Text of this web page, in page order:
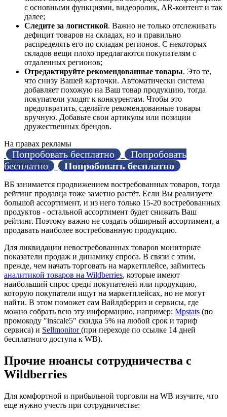
с основными функциями, видеоролик, AR-контент и так
далее;
Следите за логистикой. Важно не только отслеживать
дефицит товаров на складах, но и правильно
распределять его по складам регионов. С некоторых
складов вещи плохо предлагаются покупателям с
отдаленных регионов;
Отредактируйте рекомендованные товары. Это те,
что снизу Вашей карточки. Автоматически система
добавляет похожую на Ваш товар продукцию, тогда
покупатели уходят к конкурентам. Чтобы это
предотвратить, сделайте рекомендованные товары
вручную. Добавьте свои артикулы или позиции
дружественных брендов.
На правах рекламы
Попробовать бесплатно
Попробовать
бесплатно
Попробовать бесплатно
ВБ занимается продвижением востребованных товаров, тогда
рейтинг продавца тоже заметно растёт. Если Вы реализуете
большой ассортимент, и из него только 15-20 востребованных
продуктов - остальной ассортимент будет снижать Ваш
рейтинг. Поэтому важно не создать обширный ассортимент, а
продавать наиболее востребованную продукцию.
Для ликвидации невостребованных товаров мониторьте
показатели продаж и динамику спроса. В связи с этим,
прежде, чем начать торговать на маркетплейсе, займитесь
аналитикой товаров на Wildberries, которые имеют
наибольший спрос среди покупателей или продукцию,
которую покупатели ищут на маркетплейсах, но не могут
найти. В этом поможет сам Вайлдберриз и сервисы, где
можно собрать всю эту информацию, например: Mpstats (по
промокоду "inscale5" скидка 5% на любой срок и тариф
сервиса) и Sellmonitor(при переходе по ссылке 14 дней
бесплатного доступа к WВ).
Прочие нюансы сотрудничества c
Wildberries
Для комфортной и прибыльной торговли на WB изучите, что
еще нужно учесть при сотрудничестве: